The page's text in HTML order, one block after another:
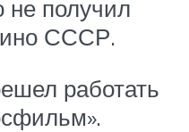
не получил
СССР.
работать